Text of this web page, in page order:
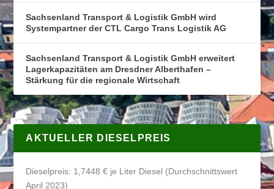
Sachsenland Transport & Logistik GmbH wird
Systempartner der CTL Cargo Trans Logistik AG
Sachsenland Transport & Logistik GmbH erweitert
Lagerkapazitäten am Dresdner Alberthafen –
Stärkung für die regionale Wirtschaft
AKTUELLER DIESELPREIS
Dieselpreis: 1,7448 € je Liter Diesel (Durchschnittswert
April 2023)